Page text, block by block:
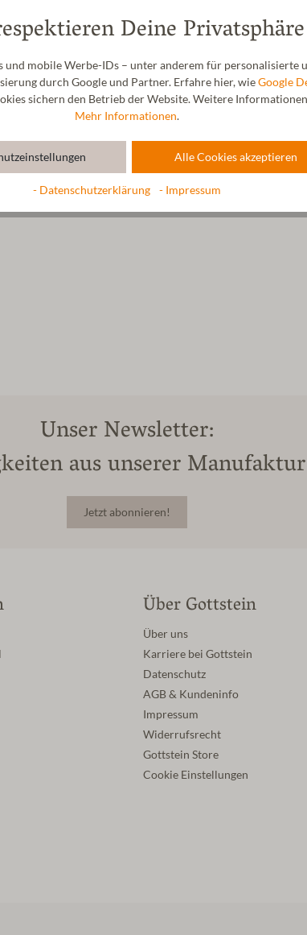
getränkt. Gewalkt in reinem Gebirgswasser. Material:
office@gottstein.at
Unser Newsletter:
aus unserer
Jetzt abonnieren!
Über Gottstein
Über uns
Karriere bei Gottstein
Datenschutz
AGB & Kundeninfo
Impressum
Widerrufsrecht
Gottstein Store
Cookie Einstellungen
Deine Privatsphäre
und mobile Werbe-IDs – unter anderem für personalisierte
durch Google und Partner. Erfahre hier, wieGoogle
sichern den Betrieb der Website. Weitere
Mehr Informationen.
Alle Cookies akzeptieren
- Datenschutzerklärung - Impressum